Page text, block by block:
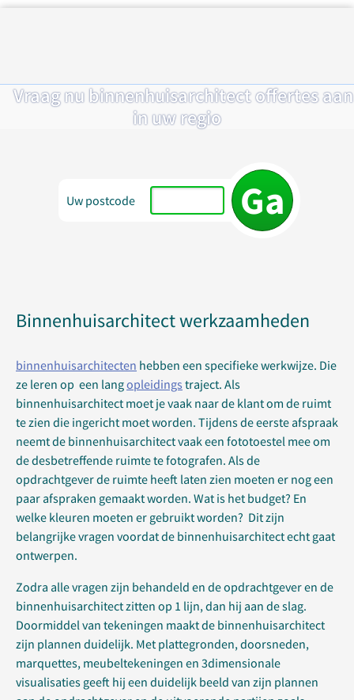
Vraag nu binnenhuisarchitect offertes aan
in uw regio
Uw postcode
Binnenhuisarchitect werkzaamheden
binnenhuisarchitecten hebben een specifieke werkwijze. Die
ze leren op een langopleidings traject. Als
binnenhuisarchitect moet je vaak naar de klant om de ruimt
te zien die ingericht moet worden. Tijdens de eerste afspraak
neemt de binnenhuisarchitect vaak een fototoestel mee om
de desbetreffende ruimte te fotografen. Als de
opdrachtgever de ruimte heeft laten zien moeten er nog een
paar afspraken gemaakt worden. Wat is het budget? En
welke kleuren moeten er gebruikt worden? Dit zijn
belangrijke vragen voordat de binnenhuisarchitect echt gaat
ontwerpen.
Zodra alle vragen zijn behandeld en de opdrachtgever en de
binnenhuisarchitect zitten op 1 lijn, dan hij aan de slag.
Doormiddel van tekeningen maakt de binnenhuisarchitect
zijn plannen duidelijk. Met plattegronden, doorsneden,
marquettes, meubeltekeningen en 3dimensionale
visualisaties geeft hij een duidelijk beeld van zijn plannen